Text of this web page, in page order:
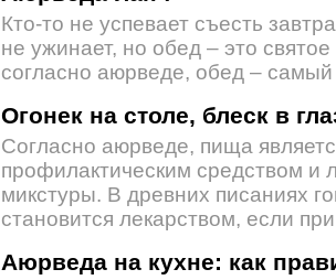
Кто-то не успевает съесть
не ужинает, но обед – это
согласно аюрведе, обед –
Огонек на столе, блеск в
Согласно аюрведе, пища
профилактическим средством и
микстуры. В древних писаниях
становится лекарством, если
Аюрведа на кухне: как